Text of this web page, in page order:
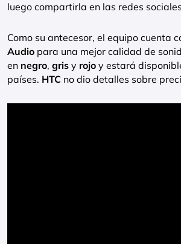
luego compartirla en las redes
Como su antecesor, el equipo cuenta
Audio para una mejor calidad de
en negro, gris y rojo y estará
países. HTC no dio detalles sobre